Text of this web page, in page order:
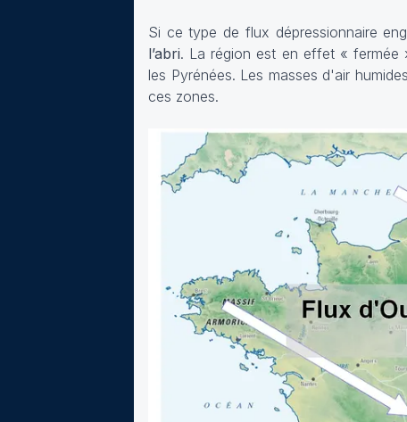
Si ce type de flux dépressionnaire
l’abri. La région est en effet « fermée
les Pyrénées. Les masses d'air
ces zones.